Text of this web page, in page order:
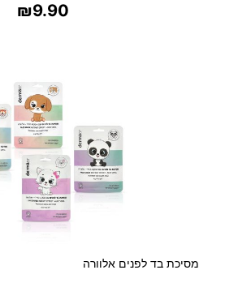
₪9.90
מסיכת בד לפנים אלוורה